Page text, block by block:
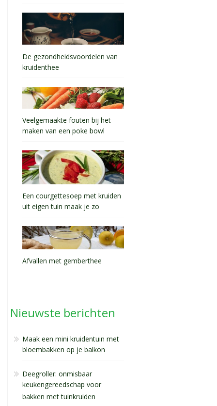
De gezondheidsvoordelen van
kruidenthee
Veelgemaakte fouten bij het
maken van een poke bowl
Een courgettesoep met kruiden
uit eigen tuin maak je zo
Afvallen met gemberthee
Nieuwste berichten
Maak een mini kruidentuin met
bloembakken op je balkon
Deegroller: onmisbaar
keukengereedschap voor
bakken met tuinkruiden